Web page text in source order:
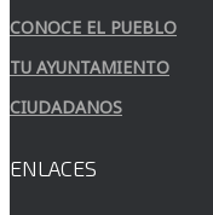
CONOCE EL PUEBLO
TU AYUNTAMIENTO
CIUDADANOS
ENLACES